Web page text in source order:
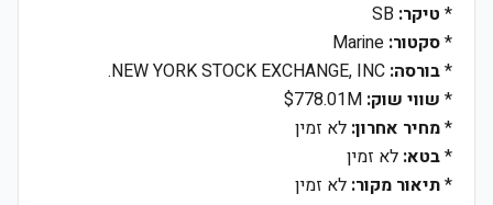
* טיקר:
*סקטור:
*בורסה:
* שווי שוק:
*מחיר אחרון: לא זמין
*בטא: לא זמין
*תיאור מקור: לא זמין